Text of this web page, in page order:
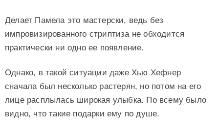
Делает Памела это мастерски, ведь без
импровизированного стриптиза не обходится
практически ни одно ее появление.
Однако, в такой ситуации даже Хью Хефнер
сначала был несколько растерян, но потом на его
лице расплылась широкая улыбка. По всему было
видно, что такие подарки ему по душе.